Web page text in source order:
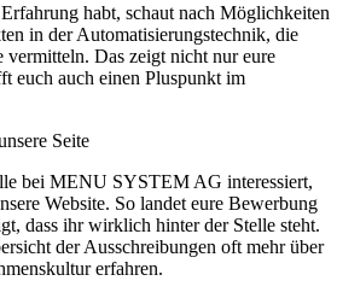
habt, schaut nach Möglichkeiten
in der Automatisierungstechnik, die
vermitteln. Das zeigt nicht nur eure
euch auch einen Pluspunkt im
Seite
bei MENU SYSTEM AG interessiert,
Website. So landet eure Bewerbung
dass ihr wirklich hinter der Stelle steht.
der Ausschreibungen oft mehr über
erfahren.